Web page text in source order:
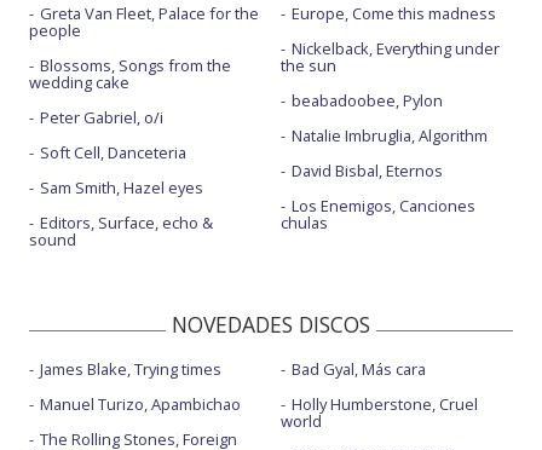
Greta Van Fleet, Palace for the
people
Blossoms, Songs from the
wedding cake
Peter Gabriel, o/i
Soft Cell, Danceteria
Sam Smith, Hazel eyes
Editors, Surface, echo &
sound
Europe, Come this madness
Nickelback, Everything under
the sun
beabadoobee, Pylon
Natalie Imbruglia, Algorithm
David Bisbal, Eternos
Los Enemigos, Canciones
chulas
NOVEDADES DISCOS
James Blake, Trying times
Manuel Turizo, Apambichao
The Rolling Stones, Foreign
Bad Gyal, Más cara
Holly Humberstone, Cruel
world